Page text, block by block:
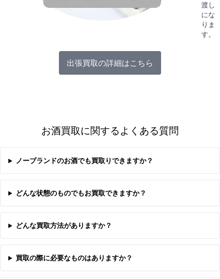
渡し
にな
りま
す。
出張買取の詳細はこちら
お酒買取に関するよくある質問
ノーブランドのお酒でも買取りできますか？
どんな状態のものでもお買取できますか？
どんな買取方法がありますか？
買取の際に必要なものはありますか？